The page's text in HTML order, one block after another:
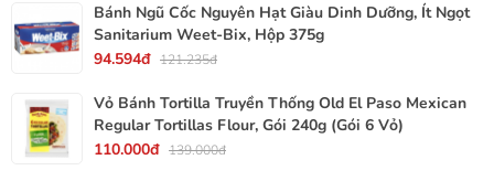
Bánh Ngũ Cốc Nguyên Hạt Giàu Dinh Dưỡng, Ít Ngọt
Sanitarium Weet-Bix, Hộp 375g
94.594đ 121.235đ
Vỏ Bánh Tortilla Truyền Thống Old El Paso Mexican
Regular Tortillas Flour, Gói 240g (Gói 6 Vỏ)
110.000đ 139.000đ